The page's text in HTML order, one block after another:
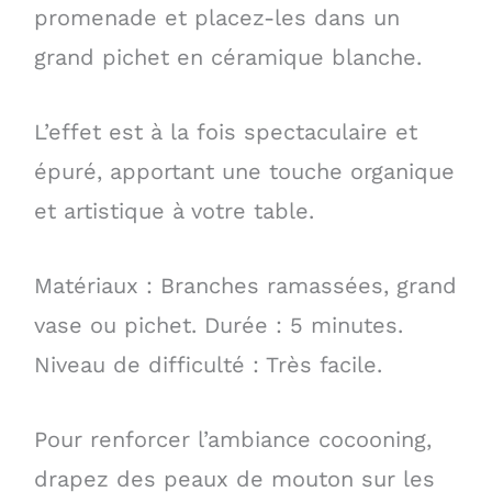
promenade et placez-les dans un
grand pichet en céramique blanche.
L’effet est à la fois spectaculaire et
épuré, apportant une touche organique
et artistique à votre table.
Matériaux : Branches ramassées, grand
vase ou pichet. Durée : 5 minutes.
Niveau de difficulté : Très facile.
Pour renforcer l’ambiance cocooning,
drapez des peaux de mouton sur les